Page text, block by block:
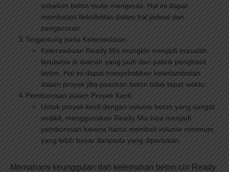
sebelum beton mulai mengeras. Hal ini dapat
membatasi fleksibilitas dalam hal jadwal dan
pengecoran.
Tergantung pada Ketersediaan:
Ketersediaan Ready Mix mungkin menjadi masalah,
terutama di daerah yang jauh dari pabrik penghasil
beton. Hal ini dapat menyebabkan keterlambatan
dalam proyek jika pasokan beton tidak tepat waktu.
Pemborosan dalam Proyek Kecil:
Untuk proyek kecil dengan volume beton yang sangat
sedikit, menggunakan Ready Mix bisa menjadi
pemborosan karena harus membeli volume minimum
yang lebih besar daripada yang diperlukan.
Memahami keunggulan dan kelemahan beton cor Ready